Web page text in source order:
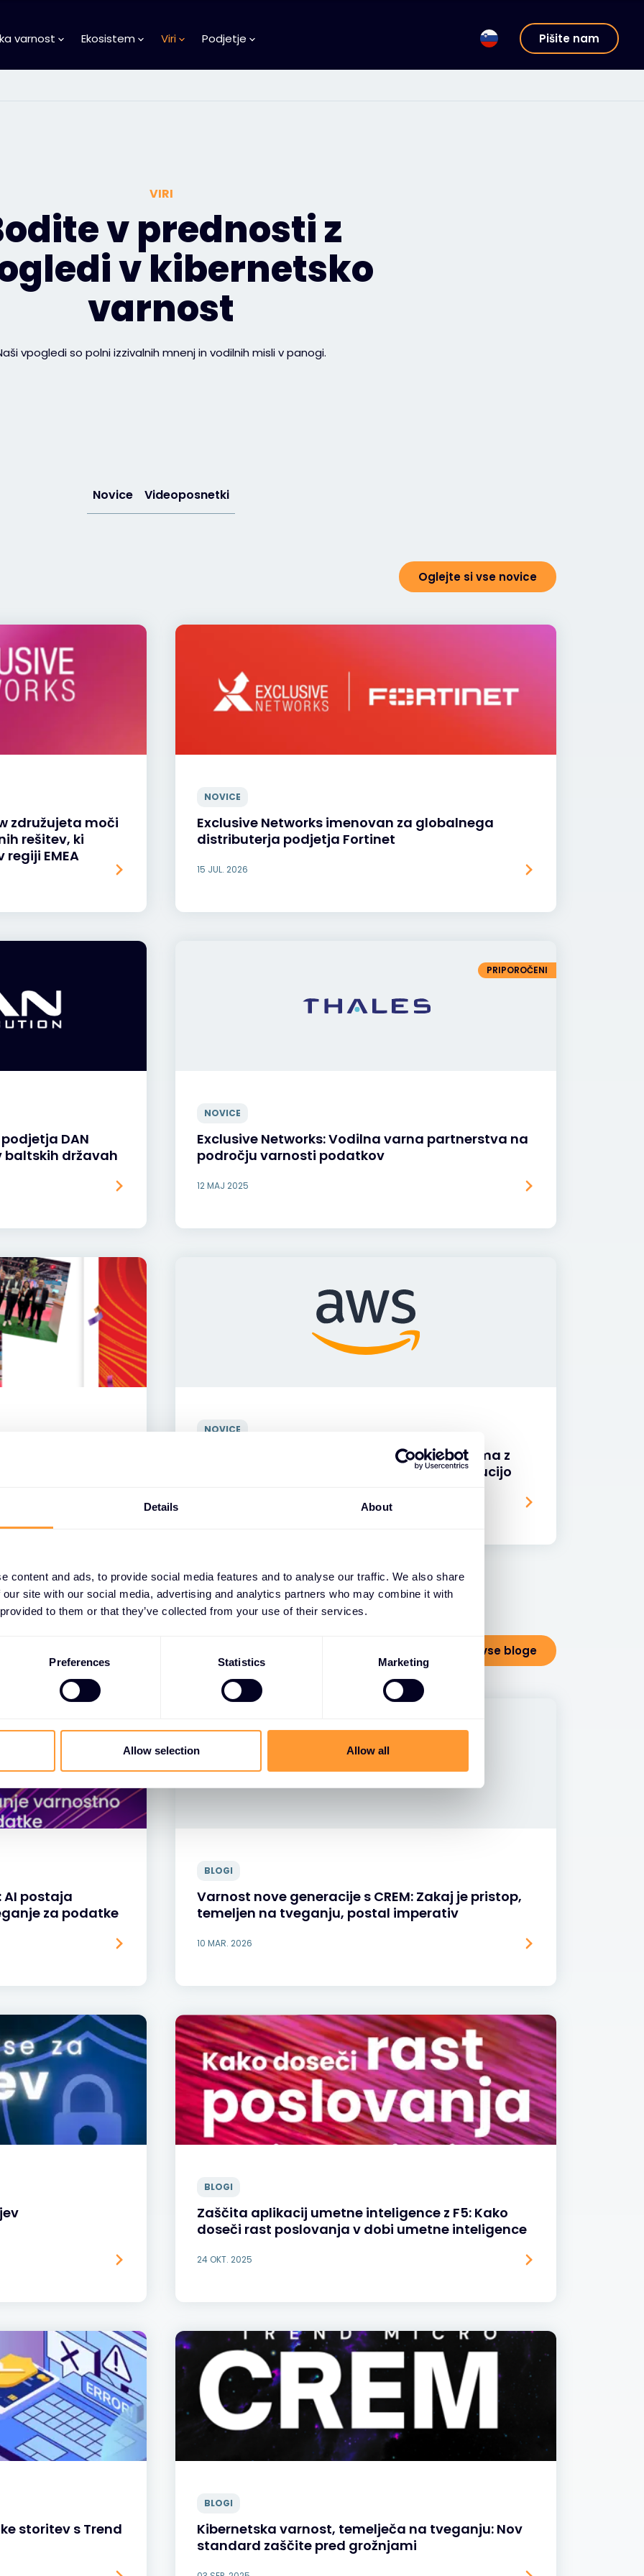
Details About
content and ads, to provide social media features and to analyse our traffic. We also share
site with our social media, advertising and analytics partners who may combine it with
to them or that they’ve collected from your use of their services.
Preferences Statistics Marketing
Allow selection Allow all
varnost Ekosistem Viri Podjetje Pišite nam
VIRI
v prednosti z
v kibernetsko
varnost
vpogledi so polni izzivalnih mnenj in vodilnih misli v panogi.
Novice Videoposnetki
Oglejte si vse novice
združujeta moči
rešitev, ki
EMEA
NOVICE
Exclusive Networks imenovan za globalnega
distributerja podjetja Fortinet
15 JUL. 2026
DAN
baltskih državah
PRIPOROČENI
NOVICE
Exclusive Networks: Vodilna varna partnerstva na
področju varnosti podatkov
12 MAJ 2025
Fortinet
regiji EMEA in
EMEA ATC
NOVICE
Exclusive Networks podpisuje dva sporazuma z
Amazon Web Services za izboljšano distribucijo
Oglejte si vse bloge
AI postaja
za podatke
BLOGI
Varnost nove generacije s CREM: Zakaj je pristop,
temeljen na tveganju, postal imperativ
10 MAR. 2026
BLOGI
Zaščita aplikacij umetne inteligence z F5: Kako
doseči rast poslovanja v dobi umetne inteligence
24 OKT. 2025
storitev s Trend
BLOGI
Kibernetska varnost, temelječa na tveganju: Nov
standard zaščite pred grožnjami